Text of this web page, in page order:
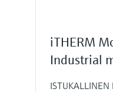
iTHERM
Industrial
ISTUKALLINEN